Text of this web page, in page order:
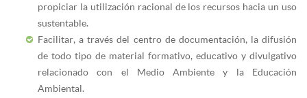
propiciar la utilización racional de los recursos hacia un uso
sustentable.
Facilitar, a través del centro de documentación, la difusión
de todo tipo de material formativo, educativo y divulgativo
relacionado con el Medio Ambiente y la Educación
Ambiental.